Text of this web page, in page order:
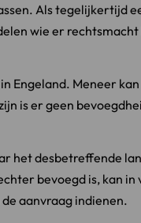
Als tegelijkertijd
wie er
Engeland. Meneer
is er geen
het desbetreffende
bevoegd is, kan
aanvraag indienen.